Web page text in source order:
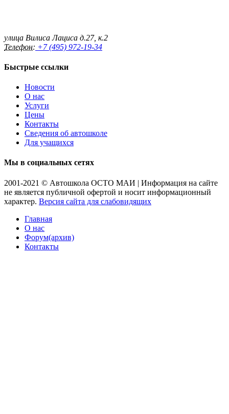
улица Вилиса Лациса д.27, к.2
Телефон: +7 (495) 972-19-34
Быстрые ссылки
Новости
О нас
Услуги
Цены
Контакты
Сведения об автошколе
Для учащихся
Мы в социальных сетях
2001-2021 © Автошкола ОСТО МАИ | Информация на сайте
не является публичной офертой и носит информационный
характер. Версия сайта для слабовидящих
Главная
О нас
Форум(архив)
Контакты